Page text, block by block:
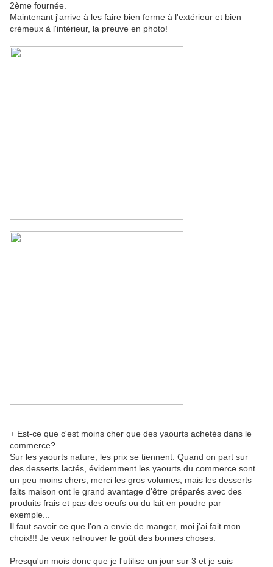
2ème fournée.
Maintenant j'arrive à les faire bien ferme à l'extérieur et bien
crémeux à l'intérieur, la preuve en photo!
+ Est-ce que c'est moins cher que des yaourts achetés dans le
commerce?
Sur les yaourts nature, les prix se tiennent. Quand on part sur
des desserts lactés, évidemment les yaourts du commerce sont
un peu moins chers, merci les gros volumes, mais les desserts
faits maison ont le grand avantage d'être préparés avec des
produits frais et pas des oeufs ou du lait en poudre par
exemple...
Il faut savoir ce que l'on a envie de manger, moi j'ai fait mon
choix!!! Je veux retrouver le goût des bonnes choses.
Presqu'un mois donc que je l'utilise un jour sur 3 et je suis